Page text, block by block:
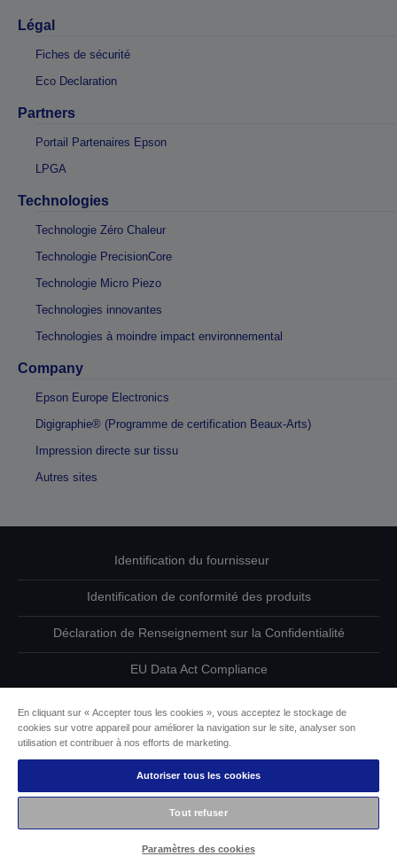
Légal
Fiches de sécurité
Eco Declaration
Partners
Portail Partenaires Epson
LPGA
Technologies
Technologie Zéro Chaleur
Technologie PrecisionCore
Technologie Micro Piezo
Technologies innovantes
Technologies à moindre impact environnemental
Company
Epson Europe Electronics
Digigraphie® (Programme de certification Beaux-Arts)
Impression directe sur tissu
Autres sites
Identification du fournisseur
Identification de conformité des produits
Déclaration de Renseignement sur la Confidentialité
EU Data Act Compliance
Informations sur les cookies
L’engagement d’Epson pour l’accessibilité
Copyright © 2026 Seiko Epson
En cliquant sur « Accepter tous les cookies », vous acceptez le stockage de
cookies sur votre appareil pour améliorer la navigation sur le site, analyser son
utilisation et contribuer à nos efforts de marketing.
Autoriser tous les cookies
Tout refuser
Paramètres des cookies